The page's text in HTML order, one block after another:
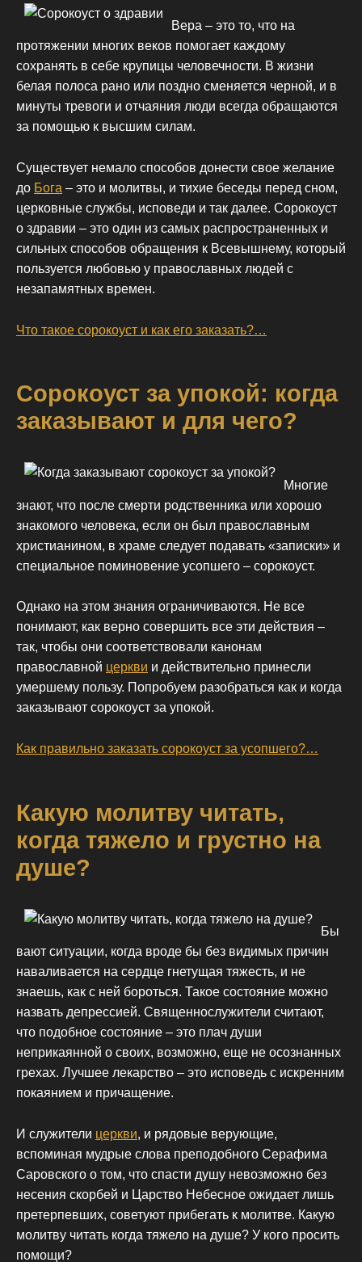
Вера – это то, что на
протяжении многих веков помогает каждому
сохранять в себе крупицы человечности. В жизни
белая полоса рано или поздно сменяется черной, и в
минуты тревоги и отчаяния люди всегда обращаются
за помощью к высшим силам.
Существует немало способов донести свое желание
до Бога – это и молитвы, и тихие беседы перед сном,
церковные службы, исповеди и так далее. Сорокоуст
о здравии – это один из самых распространенных и
сильных способов обращения к Всевышнему, который
пользуется любовью у православных людей с
незапамятных времен.
Что такое сорокоуст и как его заказать?…
Сорокоуст за упокой: когда
заказывают и для чего?
Многие
знают, что после смерти родственника или хорошо
знакомого человека, если он был православным
христианином, в храме следует подавать «записки» и
специальное поминовение усопшего – сорокоуст.
Однако на этом знания ограничиваются. Не все
понимают, как верно совершить все эти действия –
так, чтобы они соответствовали канонам
православной церкви и действительно принесли
умершему пользу. Попробуем разобраться как и когда
заказывают сорокоуст за упокой.
Как правильно заказать сорокоуст за усопшего?…
Какую молитву читать,
когда тяжело и грустно на
душе?
Бы
вают ситуации, когда вроде бы без видимых причин
наваливается на сердце гнетущая тяжесть, и не
знаешь, как с ней бороться. Такое состояние можно
назвать депрессией. Священнослужители считают,
что подобное состояние – это плач души
неприкаянной о своих, возможно, еще не осознанных
грехах. Лучшее лекарство – это исповедь с искренним
покаянием и причащение.
И служители церкви, и рядовые верующие,
вспоминая мудрые слова преподобного Серафима
Саровского о том, что спасти душу невозможно без
несения скорбей и Царство Небесное ожидает лишь
претерпевших, советуют прибегать к молитве. Какую
молитву читать когда тяжело на душе? У кого просить
помощи?